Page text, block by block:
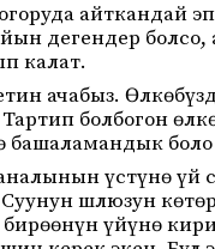
айткандай
дегендер болсо,
калат.
ачабыз.
болбогон
башаламандык боло
үстүнө үй
шлюзун
үйүнө